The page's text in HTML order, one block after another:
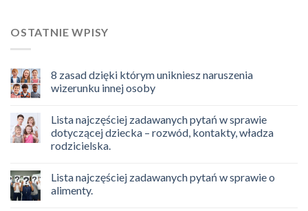
OSTATNIE WPISY
8 zasad dzięki którym unikniesz naruszenia
wizerunku innej osoby
Lista najczęściej zadawanych pytań w sprawie
dotyczącej dziecka – rozwód, kontakty, władza
rodzicielska.
Lista najczęściej zadawanych pytań w sprawie o
alimenty.